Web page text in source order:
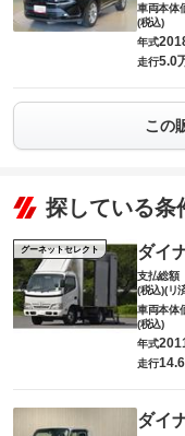
車両本体
(税込)
年式
走行5.0
この
探している条
グーネットセレクト ダイ
支払総額
(税込)(リ
車両本体
(税込)
年式
走行
ダイ